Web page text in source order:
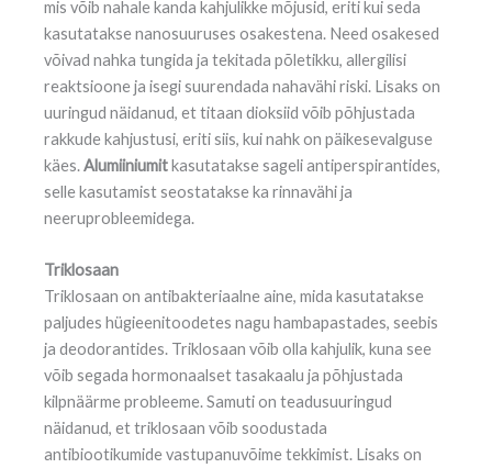
mis võib nahale kanda kahjulikke mõjusid, eriti kui seda
kasutatakse nanosuuruses osakestena. Need osakesed
võivad nahka tungida ja tekitada põletikku, allergilisi
reaktsioone ja isegi suurendada nahavähi riski. Lisaks on
uuringud näidanud, et titaan dioksiid võib põhjustada
rakkude kahjustusi, eriti siis, kui nahk on päikesevalguse
käes.Alumiiniumitkasutatakse sageli antiperspirantides,
selle kasutamist seostatakse ka rinnavähi ja
neeruprobleemidega.
Triklosaan
Triklosaan on antibakteriaalne aine, mida kasutatakse
paljudes hügieenitoodetes nagu hambapastades, seebis
ja deodorantides. Triklosaan võib olla kahjulik, kuna see
võib segada hormonaalset tasakaalu ja põhjustada
kilpnäärme probleeme. Samuti on teadusuuringud
näidanud, et triklosaan võib soodustada
antibiootikumide vastupanuvõime tekkimist. Lisaks on